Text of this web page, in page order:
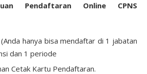
Pendaftaran Online CPNS
(Anda hanya bisa mendaftar di 1 jabatan
dan 1 periode
Cetak Kartu Pendaftaran.